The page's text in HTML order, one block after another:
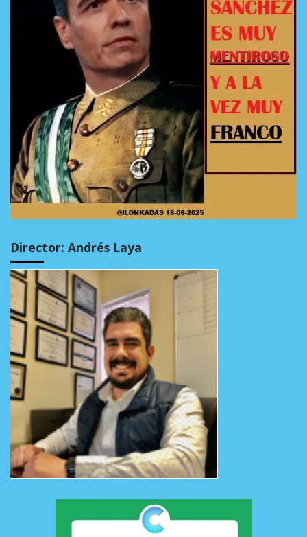
Director: Andrés Laya